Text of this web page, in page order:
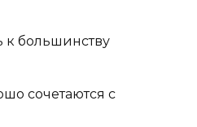
к большинству
сочетаются с